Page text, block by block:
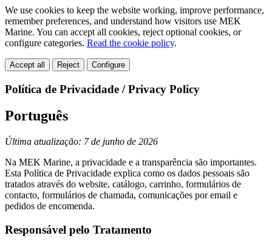
We use cookies to keep the website working, improve performance,
remember preferences, and understand how visitors use MEK
Marine. You can accept all cookies, reject optional cookies, or
configure categories. Read the cookie policy.
Accept all Reject Configure
Política de Privacidade / Privacy Policy
Português
Última atualização: 7 de junho de 2026
Na MEK Marine, a privacidade e a transparência são importantes.
Esta Política de Privacidade explica como os dados pessoais são
tratados através do website, catálogo, carrinho, formulários de
contacto, formulários de chamada, comunicações por email e
pedidos de encomenda.
Responsável pelo Tratamento